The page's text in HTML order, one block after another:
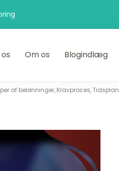
Om os Blogindlæg
af belønninger, Kravproces, Tidsplan